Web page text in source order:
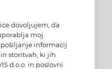
dovoljujem, da
moj
informacij
storitvah, ki jih
d.o.o. in poslovni